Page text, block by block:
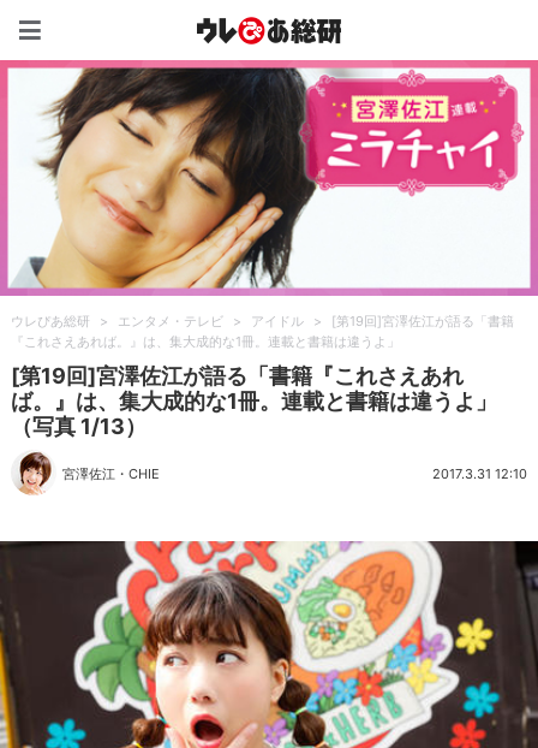
ウレぴあ総研 > エンタメ・テレビ > アイドル >
[第19回]宮澤佐江が語る「書籍
『これさえあれば。』は、集大成的な1冊。連載と書籍は違うよ」
[第19回]宮澤佐江が語る「書籍『これさえあれ
ば。』は、集大成的な1冊。連載と書籍は違うよ」
（写真 1/13）
宮澤佐江 ・CHIE 2017.3.31 12:10